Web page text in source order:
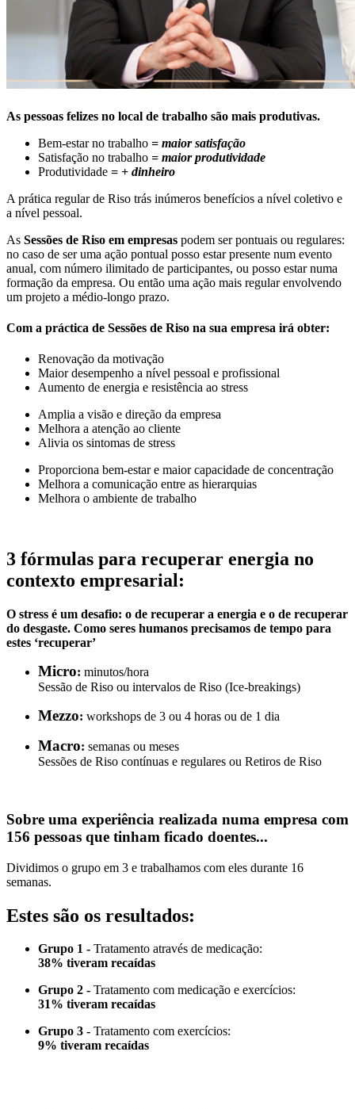
As pessoas felizes no local de trabalho são mais produtivas.
Bem-estar no trabalho = maior satisfação
Satisfação no trabalho = maior produtividade
Produtividade = + dinheiro
A prática regular de Riso trás inúmeros benefícios a nível coletivo e
a nível pessoal.
As Sessões de Riso em empresas podem ser pontuais ou regulares:
no caso de ser uma ação pontual posso estar presente num evento
anual, com número ilimitado de participantes, ou posso estar numa
formação da empresa. Ou então uma ação mais regular envolvendo
um projeto a médio-longo prazo.
Com a práctica de Sessões de Riso na sua empresa irá obter:
Renovação da motivação
Maior desempenho a nível pessoal e profissional
Aumento de energia e resistência ao stress
Amplia a visão e direção da empresa
Melhora a atenção ao cliente
Alivia os sintomas de stress
Proporciona bem-estar e maior capacidade de concentração
Melhora a comunicação entre as hierarquias
Melhora o ambiente de trabalho
3 fórmulas para recuperar energia no
contexto empresarial:
O stress é um desafio: o de recuperar a energia e o de recuperar
do desgaste. Como seres humanos precisamos de tempo para
estes ‘recuperar’
Micro: minutos/hora
Sessão de Riso ou intervalos de Riso (Ice-breakings)
Mezzo: workshops de 3 ou 4 horas ou de 1 dia
Macro: semanas ou meses
Sessões de Riso contínuas e regulares ou Retiros de Riso
Sobre uma experiência realizada numa empresa com
156 pessoas que tinham ficado doentes...
Dividimos o grupo em 3 e trabalhamos com eles durante 16
semanas.
Estes são os resultados:
Grupo 1 - Tratamento através de medicação:
38% tiveram recaídas
Grupo 2 - Tratamento com medicação e exercícios:
31% tiveram recaídas
Grupo 3 - Tratamento com exercícios:
9% tiveram recaídas